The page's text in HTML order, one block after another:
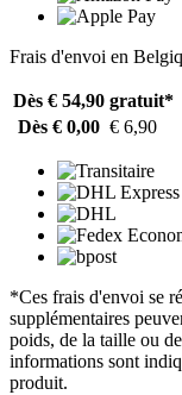
Frais d'envoi en
Dès € 54,90 gratuit*
Dès € 0,00 € 6,90
*Ces frais d'envoi se
supplémentaires
poids, de la taille ou
informations sont
produit.